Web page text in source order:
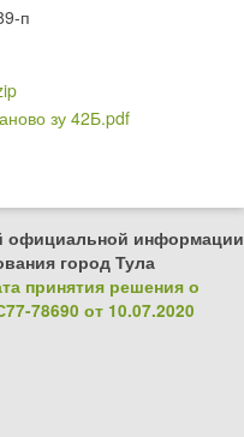
п
зу 42Б.pdf
официальной информации
город Тула
принятия решения о
78690 от 10.07.2020